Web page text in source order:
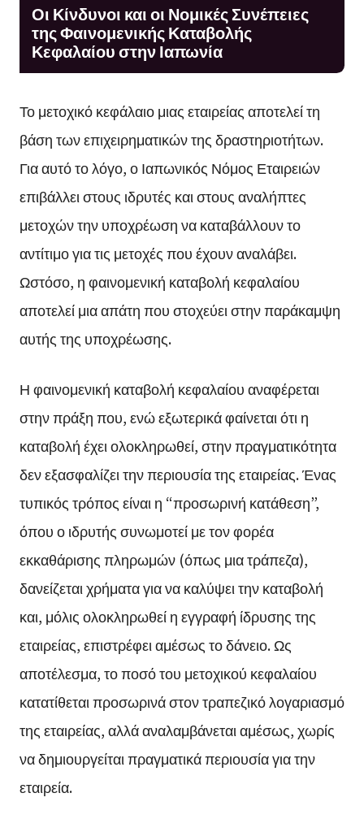
Οι Κίνδυνοι και οι Νομικές Συνέπειες
της Φαινομενικής Καταβολής
Κεφαλαίου στην Ιαπωνία
Το μετοχικό κεφάλαιο μιας εταιρείας αποτελεί τη
βάση των επιχειρηματικών της δραστηριοτήτων.
Για αυτό το λόγο, ο Ιαπωνικός Νόμος Εταιρειών
επιβάλλει στους ιδρυτές και στους αναλήπτες
μετοχών την υποχρέωση να καταβάλλουν το
αντίτιμο για τις μετοχές που έχουν αναλάβει.
Ωστόσο, η φαινομενική καταβολή κεφαλαίου
αποτελεί μια απάτη που στοχεύει στην παράκαμψη
αυτής της υποχρέωσης.
Η φαινομενική καταβολή κεφαλαίου αναφέρεται
στην πράξη που, ενώ εξωτερικά φαίνεται ότι η
καταβολή έχει ολοκληρωθεί, στην πραγματικότητα
δεν εξασφαλίζει την περιουσία της εταιρείας. Ένας
τυπικός τρόπος είναι η “προσωρινή κατάθεση”,
όπου ο ιδρυτής συνωμοτεί με τον φορέα
εκκαθάρισης πληρωμών (όπως μια τράπεζα),
δανείζεται χρήματα για να καλύψει την καταβολή
και, μόλις ολοκληρωθεί η εγγραφή ίδρυσης της
εταιρείας, επιστρέφει αμέσως το δάνειο. Ως
αποτέλεσμα, το ποσό του μετοχικού κεφαλαίου
κατατίθεται προσωρινά στον τραπεζικό λογαριασμό
της εταιρείας, αλλά αναλαμβάνεται αμέσως, χωρίς
να δημιουργείται πραγματικά περιουσία για την
εταιρεία.